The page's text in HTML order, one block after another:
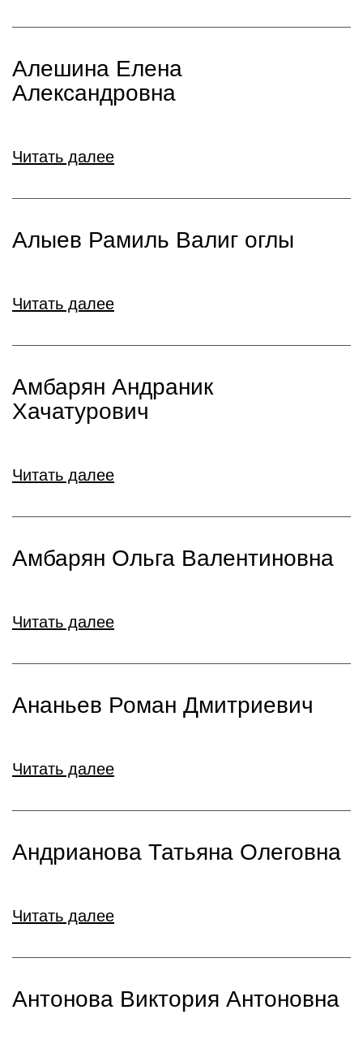
Алешина Елена
Александровна
Читать далее
Алыев Рамиль Валиг оглы
Читать далее
Амбарян Андраник
Хачатурович
Читать далее
Амбарян Ольга Валентиновна
Читать далее
Ананьев Роман Дмитриевич
Читать далее
Андрианова Татьяна Олеговна
Читать далее
Антонова Виктория Антоновна